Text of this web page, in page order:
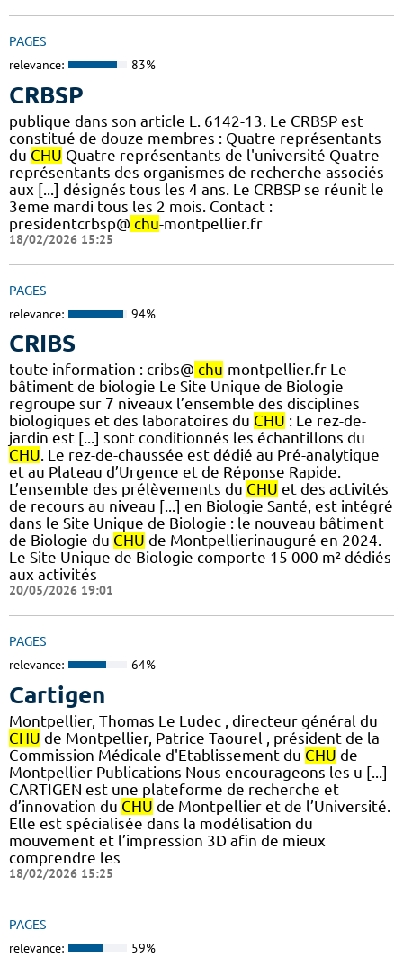
PAGES
relevance: 83%
CRBSP
publique dans son article L. 6142-13. Le CRBSP est
constitué de douze membres : Quatre représentants
du CHU Quatre représentants de l'université Quatre
représentants des organismes de recherche associés
aux [...] désignés tous les 4 ans. Le CRBSP se réunit le
3eme mardi tous les 2 mois. Contact :
presidentcrbsp@ chu-montpellier.fr
18/02/2026 15:25
PAGES
relevance: 94%
CRIBS
toute information : cribs@ chu-montpellier.fr Le
bâtiment de biologie Le Site Unique de Biologie
regroupe sur 7 niveaux l’ensemble des disciplines
biologiques et des laboratoires du CHU : Le rez-de-
jardin est [...] sont conditionnés les échantillons du
CHU. Le rez-de-chaussée est dédié au Pré-analytique
et au Plateau d’Urgence et de Réponse Rapide.
L’ensemble des prélèvements du CHU et des activités
de recours au niveau [...] en Biologie Santé, est intégré
dans le Site Unique de Biologie : le nouveau bâtiment
de Biologie du CHU de Montpellierinauguré en 2024.
Le Site Unique de Biologie comporte 15 000 m² dédiés
aux activités
20/05/2026 19:01
PAGES
relevance: 64%
Cartigen
Montpellier, Thomas Le Ludec , directeur général du
CHU de Montpellier, Patrice Taourel , président de la
Commission Médicale d'Etablissement du CHU de
Montpellier Publications Nous encourageons les u [...]
CARTIGEN est une plateforme de recherche et
d’innovation du CHU de Montpellier et de l’Université.
Elle est spécialisée dans la modélisation du
mouvement et l’impression 3D afin de mieux
comprendre les
18/02/2026 15:25
PAGES
relevance: 59%